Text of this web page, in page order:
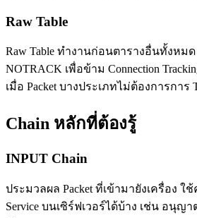
Raw Table
Raw Table ทำงานก่อนตารางอื่นทั้งหม
NOTRACK เพื่อข้าม Connection
เมื่อ Packet บางประเภทไม่ต้องการการ
Chain หลักที่ต้องรู้
INPUT Chain
ประมวลผล Packet ที่เข้ามายังเครื่อง ใ
Service บนเซิร์ฟเวอร์ได้บ้าง เช่น อนุญ